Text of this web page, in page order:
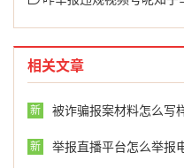
相关文章
新 被诈骗报案材料怎么写样本，高
新 举报直播平台怎么举报电话，直